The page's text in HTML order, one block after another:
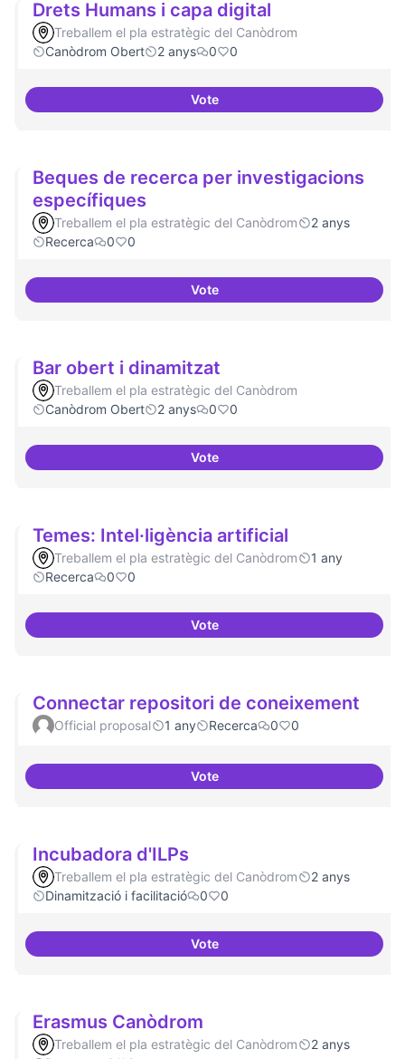
Drets Humans i capa digital
Treballem el pla estratègic del Canòdrom
Canòdrom Obert
2 anys 0 0
VoteDrets Humans i capa digital
Beques de recerca per investigacions
específiques
Treballem el pla estratègic del Canòdrom
2 anys
Recerca
0 0
VoteBeques de recerca per
Bar obert i dinamitzat
Treballem el pla estratègic del Canòdrom
Canòdrom Obert
2 anys 0 0
VoteBar obert i dinamitzat
Temes: Intel·ligència artificial
Treballem el pla estratègic del Canòdrom
1 any
Recerca
0 0
VoteTemes: Intel·ligència artificial
Connectar repositori de coneixement
Official proposal 1 any Recerca 0 0
VoteConnectar repositori de
Incubadora d'ILPs
Treballem el pla estratègic del Canòdrom
2 anys
Dinamització i facilitació
0 0
VoteIncubadora d'ILPs
Erasmus Canòdrom
Treballem el pla estratègic del Canòdrom
2 anys